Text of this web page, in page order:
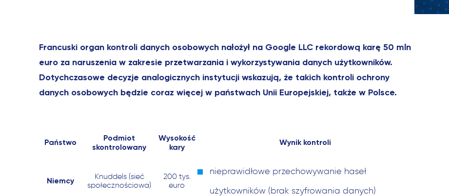
Francuski organ kontroli danych osobowych nałożył na Google LLC rekordową karę 50 mln
euro za naruszenia w zakresie przetwarzania i wykorzystywania danych użytkowników.
Dotychczasowe decyzje analogicznych instytucji wskazują, że takich kontroli ochrony
danych osobowych będzie coraz więcej w państwach Unii Europejskiej, także w Polsce.
Państwo
Podmiot
skontrolowany
Wysokość
kary
Wynik kontroli
Niemcy
Knuddels (sieć
społecznościowa)
200 tys.
euro
nieprawidłowe przechowywanie haseł
użytkowników (brak szyfrowania danych)